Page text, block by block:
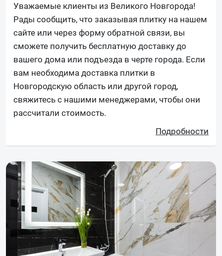
Уважаемые клиенты из Великого Новгорода!
Рады сообщить, что заказывая плитку на нашем
сайте или через форму обратной связи, вы
сможете получить бесплатную доставку до
вашего дома или подъезда в черте города. Если
вам необходима доставка плитки в
Новгородскую область или другой город,
свяжитесь с нашими менеджерами, чтобы они
рассчитали стоимость.
Подробности